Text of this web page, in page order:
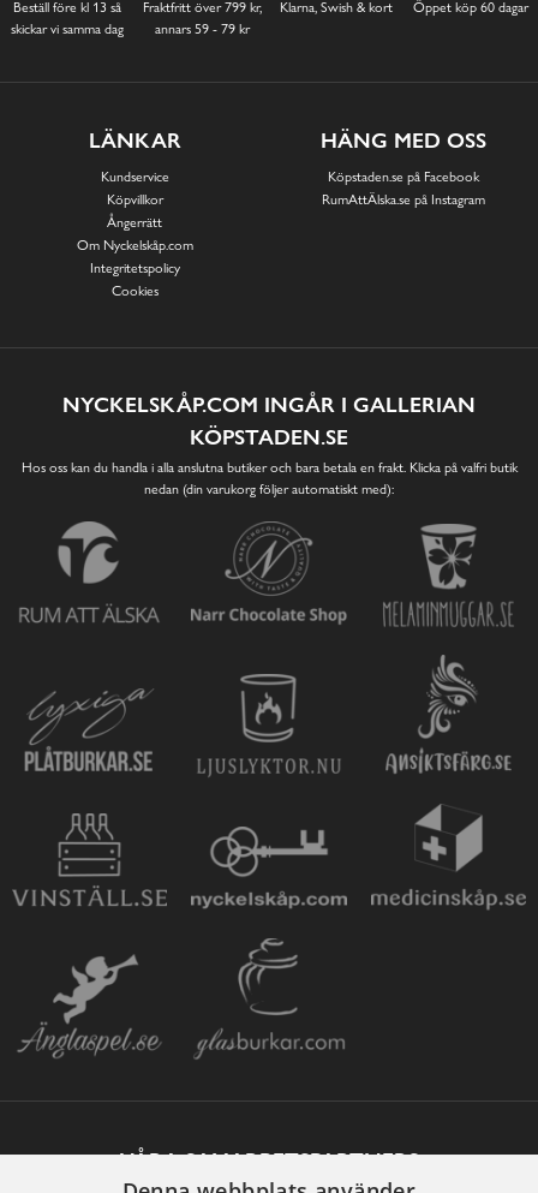
Beställ före kl 13 så
skickar vi samma dag
Fraktfritt över 799 kr,
annars 59 - 79 kr
Klarna, Swish & kort Öppet köp 60 dagar
LÄNKAR
Kundservice
Köpvillkor
Ångerrätt
Om Nyckelskåp.com
Integritetspolicy
Cookies
HÄNG MED OSS
Köpstaden.se på Facebook
RumAttÄlska.se på Instagram
NYCKELSKÅP.COM INGÅR I GALLERIAN
KÖPSTADEN.SE
Hos oss kan du handla i alla anslutna butiker och bara betala en frakt. Klicka på valfri butik
nedan (din varukorg följer automatiskt med):
VÅRA SAMARBETSPARTNERS